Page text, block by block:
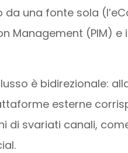
una fonte sola
Management (PIM) e
è bidirezionale:
esterne
di svariati canali,